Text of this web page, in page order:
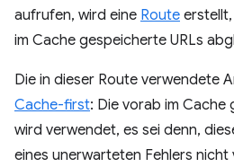
aufrufen, wird eine Route
im Cache gespeicherte URLs
Die in dieser Route verwendete
Cache-first: Die vorab im
wird verwendet, es sei denn,
eines unerwarteten Fehlers nicht